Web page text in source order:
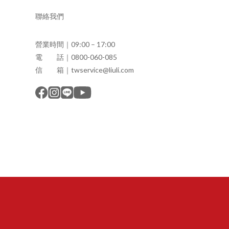
聯絡我們
營業時間｜09:00 – 17:00
電 話｜0800-060-085
信 箱｜twservice@liuli.com